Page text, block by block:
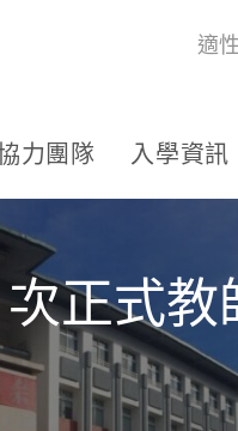
適
力團隊 入學資訊
正式